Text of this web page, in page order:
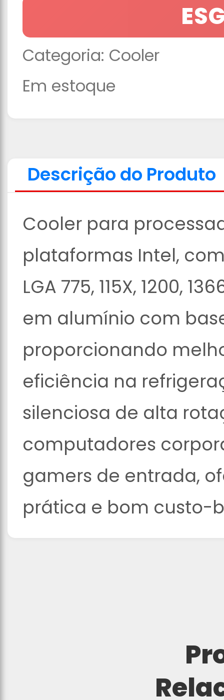
Categoria: Cooler
Em estoque
Descrição do Produto
Cooler para
plataformas Intel,
LGA 775, 115X, 1200,
em alumínio com
proporcionando
eficiência na
silenciosa de alta
computadores
gamers de entrada,
prática e bom custo-